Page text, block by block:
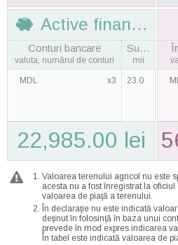
Active financiare
Conturi bancare
valuta, numărul de conturi
Suma
mii
MDL x3 23.0
22,985.00 lei
Valoarea terenului agricol nu este
acesta nu a fost înregistrat la
valoarea de piaţă a terenului.
În declaraţie nu este indicată
deţinut în folosinţă în baza unui
prevede în mod expres indicarea
În tabel este indicată valoarea de